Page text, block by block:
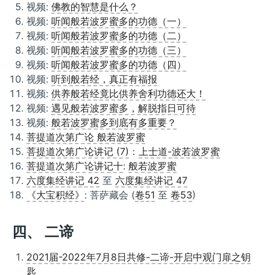
视频: 佛教的智慧是什么？
视频: 听闻般若波罗蜜多的功德（一）
视频: 听闻般若波罗蜜多的功德（二）
视频: 听闻般若波罗蜜多的功德（三）
视频: 听闻般若波罗蜜多的功德（四）
视频: 听到般若经，真正有福报
视频: 供养般若经竟比供养舍利功德还大！
视频: 遇见般若波罗蜜多，解脱指日可待
视频: 般若波罗蜜多到底有多重要？
菩提道次第广论 般若波罗蜜
菩提道次第广论讲记 (7) ：
上士道-波若波罗蜜
菩提道次第广论讲记十: 般若波罗蜜
六度集经讲记 42 至 六度集经讲记 47
《大宝积经》 : 菩萨藏会 (卷51 至 卷53)
四、 二谛
2021届-2022年7月8日共修-二谛-开启中观门扉之钥
匙